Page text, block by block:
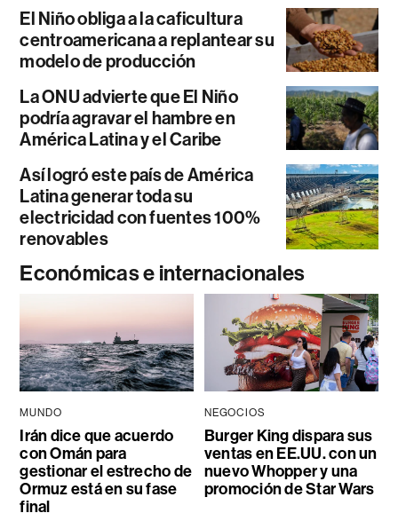
El Niño obliga a la caficultura
centroamericana a replantear su
modelo de producción
La ONU advierte que El Niño
podría agravar el hambre en
América Latina y el Caribe
Así logró este país de América
Latina generar toda su
electricidad con fuentes 100%
renovables
Económicas e internacionales
MUNDO
Irán dice que acuerdo
con Omán para
gestionar el estrecho de
Ormuz está en su fase
final
NEGOCIOS
Burger King dispara sus
ventas en EE.UU. con un
nuevo Whopper y una
promoción de Star Wars